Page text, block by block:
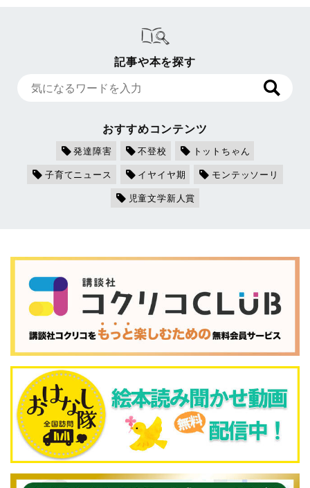
記事や本を探す
おすすめコンテンツ
発達障害 不登校
トットちゃん
子育てニュース
イヤイヤ期
モンテッソーリ
児童文学新人賞